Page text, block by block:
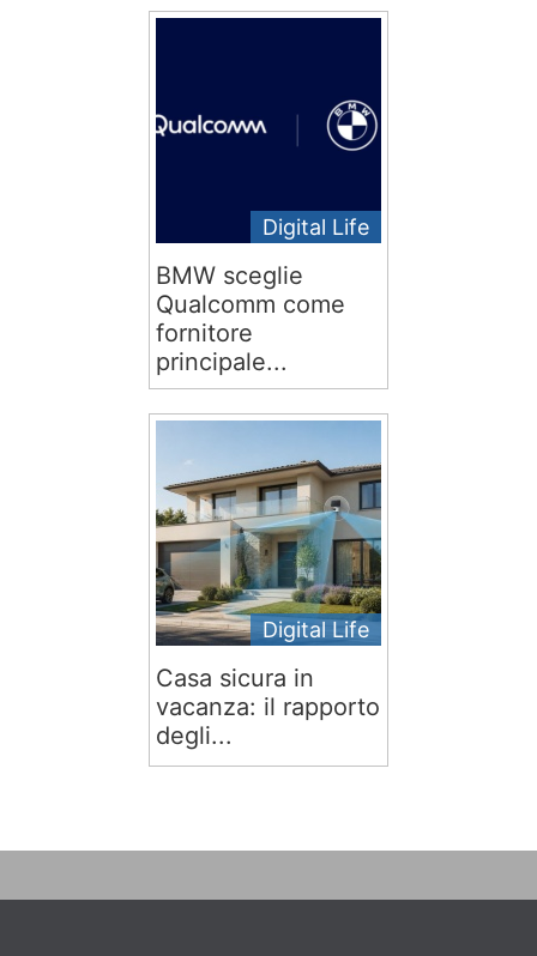
Digital Life
BMW sceglie
Qualcomm come
fornitore
principale...
Digital Life
Casa sicura in
vacanza: il rapporto
degli...